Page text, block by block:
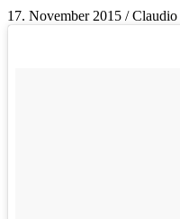
17. November 2015 / Claudio